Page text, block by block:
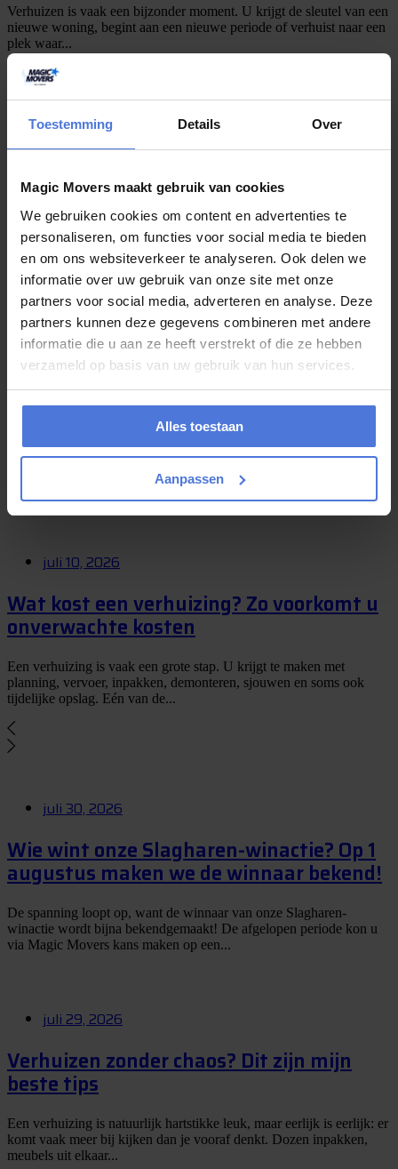
Toestemming Details Over
Magic Movers maakt gebruik van cookies
We gebruiken cookies om content en advertenties te
personaliseren, om functies voor social media te bieden
en om ons websiteverkeer te analyseren. Ook delen we
informatie over uw gebruik van onze site met onze
partners voor social media, adverteren en analyse. Deze
partners kunnen deze gegevens combineren met andere
informatie die u aan ze heeft verstrekt of die ze hebben
verzameld op basis van uw gebruik van hun services.
Alles toestaan
Aanpassen
Verhuizen is vaak een bijzonder moment. U krijgt de sleutel van een
nieuwe woning, begint aan een nieuwe periode of verhuist naar een
plek waar...
juli 24, 2026
Gaat u deze zomer verhuizen? Kies dan
voor Magic Movers!
Heeft u deze zomer een verhuizing op de planning staan maar weet
u niet waar u moet beginnen? Wij van Magic Movers kunnen u
hierbij...
juli 20, 2026
Verhuizen in de zomer: met deze
complete checklist bent u goed
voorbereid
De zomer is een populaire periode om te verhuizen. De dagen zijn
langer, de kans op aangenaam weer is groter en veel mensen hebben
juli 10, 2026
Wat kost een verhuizing? Zo voorkomt u
onverwachte kosten
Een verhuizing is vaak een grote stap. U krijgt te maken met
planning, vervoer, inpakken, demonteren, sjouwen en soms ook
tijdelijke opslag. Eén van de...
juli 30, 2026
Wie wint onze Slagharen-winactie? Op 1
augustus maken we de winnaar bekend!
De spanning loopt op, want de winnaar van onze Slagharen-
winactie wordt bijna bekendgemaakt! De afgelopen periode kon u
via Magic Movers kans maken op een...
juli 29, 2026
Verhuizen zonder chaos? Dit zijn mijn
beste tips
Een verhuizing is natuurlijk hartstikke leuk, maar eerlijk is eerlijk: er
komt vaak meer bij kijken dan je vooraf denkt. Dozen inpakken,
meubels uit elkaar...